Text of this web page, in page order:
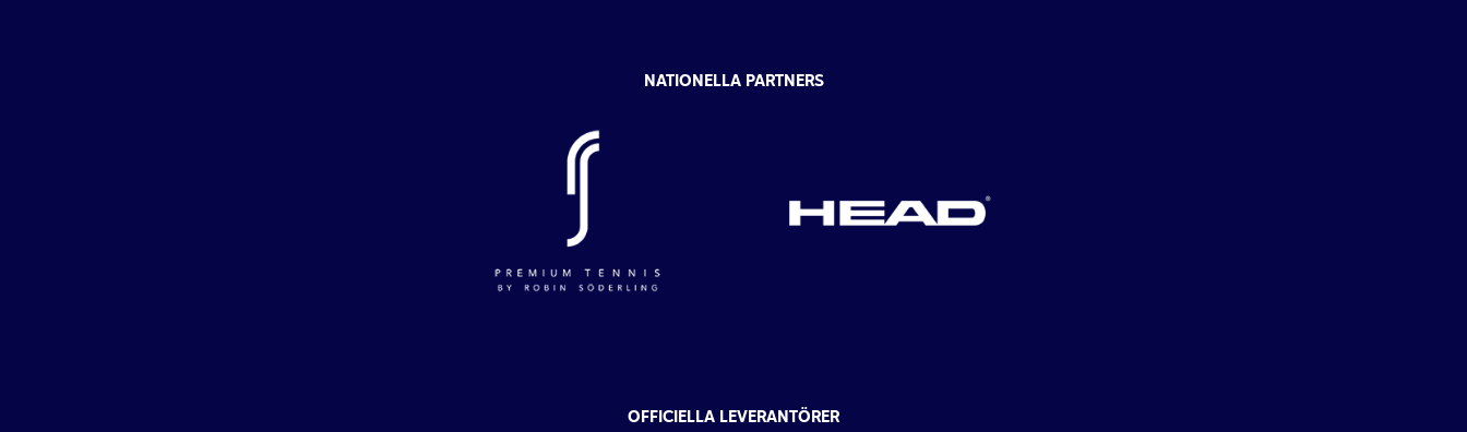
NATIONELLA PARTNERS
OFFICIELLA LEVERANTÖRER